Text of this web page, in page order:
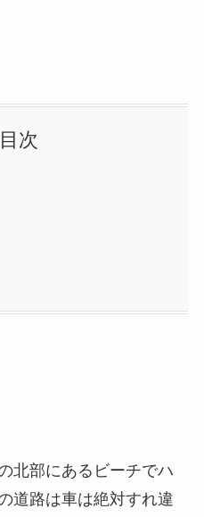
目次
北部にあるビーチでハ
道路は車は絶対すれ違